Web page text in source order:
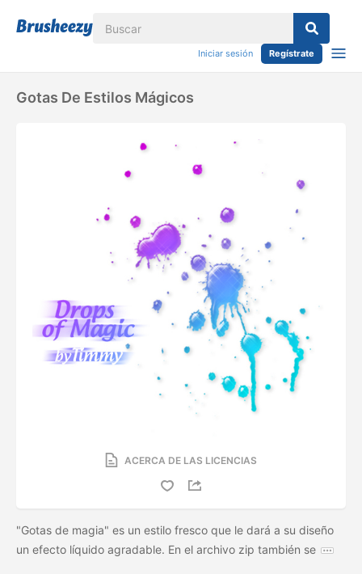
Iniciar sesión Regístrate
Gotas De Estilos Mágicos
ACERCA DE LAS LICENCIAS
"Gotas de magia" es un estilo fresco que le dará a su diseño
un efecto líquido agradable. En el archivo zip también se